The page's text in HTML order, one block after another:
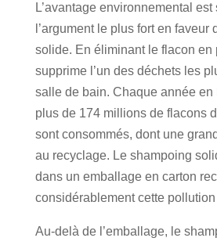
L’avantage environnemental
l’argument le plus fort en faveur
solide. En éliminant le flacon en
supprime l’un des déchets les
salle de bain. Chaque année en
plus de 174 millions de flacons
sont consommés, dont une
au recyclage. Le shampoing
dans un emballage en carton
considérablement cette
Au-delà de l’emballage, le